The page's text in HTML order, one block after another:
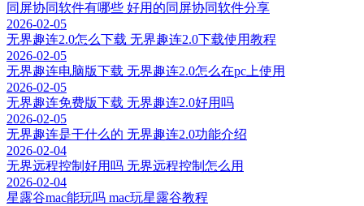
同屏协同软件有哪些 好用的同屏协同软件分享
2026-02-05
无界趣连2.0怎么下载 无界趣连2.0下载使用教程
2026-02-05
无界趣连电脑版下载 无界趣连2.0怎么在pc上使用
2026-02-05
无界趣连免费版下载 无界趣连2.0好用吗
2026-02-05
无界趣连是干什么的 无界趣连2.0功能介绍
2026-02-04
无界远程控制好用吗 无界远程控制怎么用
2026-02-04
星露谷mac能玩吗 mac玩星露谷教程